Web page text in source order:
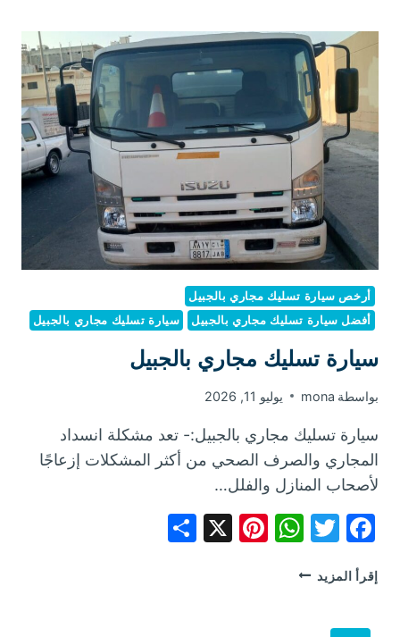
بالدمام
أرخص سيارة تسليك مجاري بالجبيل
أفضل سيارة تسليك مجاري بالجبيل
سيارة تسليك مجاري بالجبيل
سيارة تسليك مجاري بالجبيل
بواسطة mona يوليو 11, 2026
سيارة تسليك مجاري بالجبيل:- تعد مشكلة انسداد
المجاري والصرف الصحي من أكثر المشكلات إزعاجًا
لأصحاب المنازل والفلل…
Facebook
Twitter
WhatsApp
Pinterest
X
إقرأ المزيد سيارة